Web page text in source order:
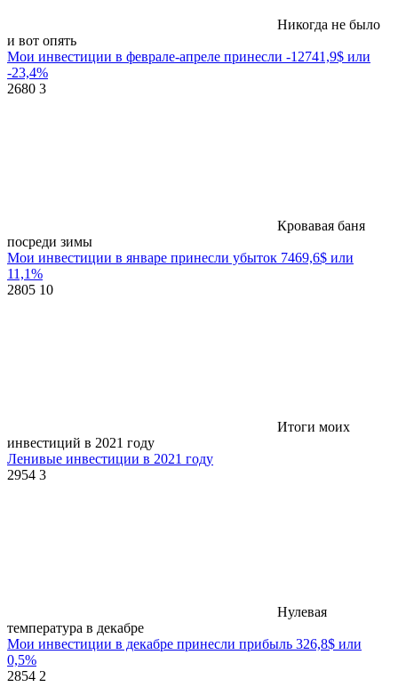
Никогда не было
и вот опять
Мои инвестиции в феврале-апреле принесли -12741,9$ или
-23,4%
2680 3
Кровавая баня
посреди зимы
Мои инвестиции в январе принесли убыток 7469,6$ или
11,1%
2805 10
Итоги моих
инвестиций в 2021 году
Ленивые инвестиции в 2021 году
2954 3
Нулевая
температура в декабре
Мои инвестиции в декабре принесли прибыль 326,8$ или
0,5%
2854 2